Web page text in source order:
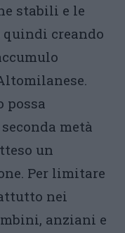
stabili e le
creando
possa
metà
un
Per limitare
nei
anziani e